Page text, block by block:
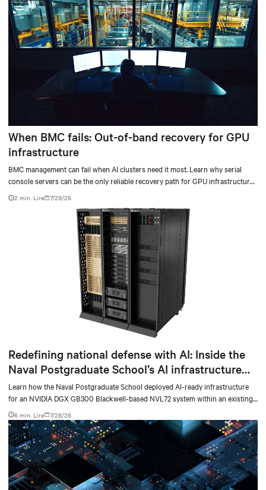
When BMC fails: Out-of-band recovery for GPU
infrastructure
BMC management can fail when AI clusters need it most. Learn why serial
console servers can be the only reliable recovery path for GPU infrastructure
at scale.
2 min. Lire 7/29/26
Redefining national defense with AI: Inside the
Naval Postgraduate School’s AI infrastructure
deployment
Learn how the Naval Postgraduate School deployed AI-ready infrastructure
for an NVIDIA DGX GB300 Blackwell-based NVL72 system within an existing
facility, creating a repeatable model for high-density, liquid-cooled AI
environments.
6 min. Lire 7/28/26